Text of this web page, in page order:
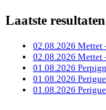
Laatste resultaten
02.08.2026 Mettet
02.08.2026 Mettet
01.08.2026
01.08.2026
01.08.2026